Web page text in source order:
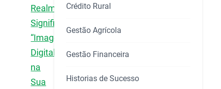
Realmente
Significa
“Imagem
Digital”
na
Sua
Crédito Rural
Gestão Agrícola
Gestão Financeira
Historias de Sucesso